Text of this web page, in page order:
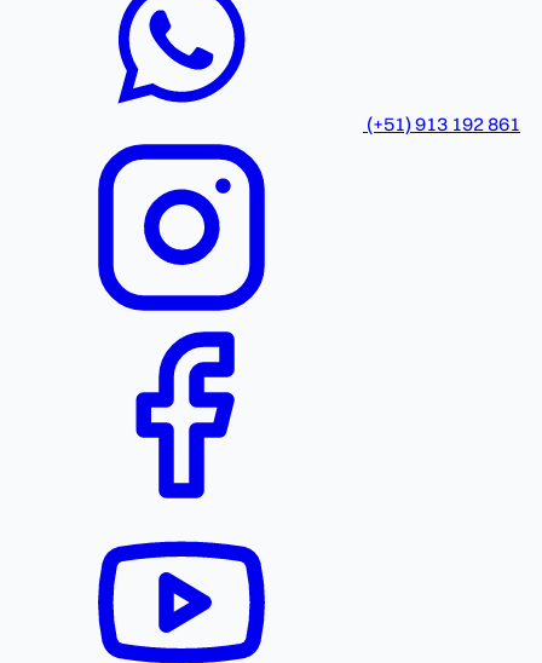
(+51) 913 192 861